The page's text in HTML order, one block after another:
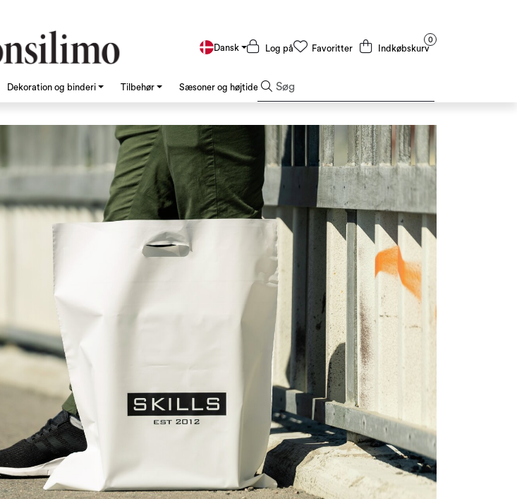
Dansk Log på Favoritter
0
Indkøbskurv
Dekoration og binderi Tilbehør Sæsoner og højtider Tilbud og outlet